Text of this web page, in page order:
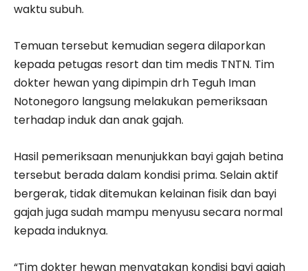
waktu subuh.
Temuan tersebut kemudian segera dilaporkan
kepada petugas resort dan tim medis TNTN. Tim
dokter hewan yang dipimpin drh Teguh Iman
Notonegoro langsung melakukan pemeriksaan
terhadap induk dan anak gajah.
Hasil pemeriksaan menunjukkan bayi gajah betina
tersebut berada dalam kondisi prima. Selain aktif
bergerak, tidak ditemukan kelainan fisik dan bayi
gajah juga sudah mampu menyusu secara normal
kepada induknya.
“Tim dokter hewan menyatakan kondisi bayi gajah